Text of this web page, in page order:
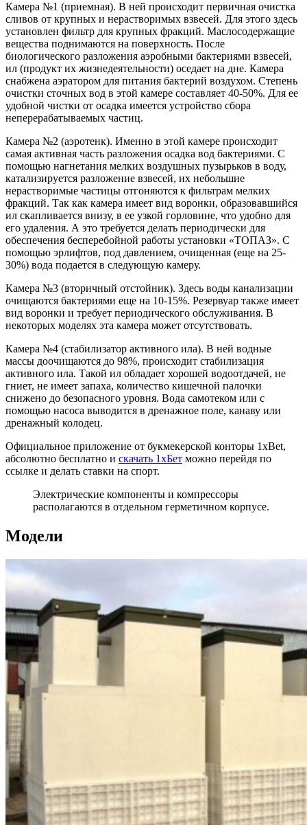
Камера №1 (приемная). В ней происходит первичная очистка
сливов от крупных и нерастворимых взвесей. Для этого здесь
установлен фильтр для крупных фракций. Маслосодержащие
вещества поднимаются на поверхность. После
биологического разложения аэробными бактериями взвесей,
ил (продукт их жизнедеятельности) оседает на дне. Камера
снабжена аэратором для питания бактерий воздухом. Степень
очистки сточных вод в этой камере составляет 40-50%. Для ее
удобной чистки от осадка имеется устройство сбора
неперерабатываемых частиц.
Камера №2 (аэротенк). Именно в этой камере происходит
самая активная часть разложения осадка вод бактериями. С
помощью нагнетания мелких воздушных пузырьков в воду,
катализируется разложение взвесей, их небольшие
нерастворимые частицы отгоняются к фильтрам мелких
фракций. Так как камера имеет вид воронки, образовавшийся
ил скапливается внизу, в ее узкой горловине, что удобно для
его удаления. А это требуется делать периодически для
обеспечения бесперебойной работы установки «ТОПАЗ». С
помощью эрлифтов, под давлением, очищенная (еще на 25-
30%) вода подается в следующую камеру.
Камера №3 (вторичный отстойник). Здесь воды канализации
очищаются бактериями еще на 10-15%. Резервуар также имеет
вид воронки и требует периодического обслуживания. В
некоторых моделях эта камера может отсутствовать.
Камера №4 (стабилизатор активного ила). В ней водные
массы доочищаются до 98%, происходит стабилизация
активного ила. Такой ил обладает хорошей водоотдачей, не
гниет, не имеет запаха, количество кишечной палочки
снижено до безопасного уровня. Вода самотеком или с
помощью насоса выводится в дренажное поле, канаву или
дренажный колодец.
Официальное приложение от букмекерской конторы 1xBet,
абсолютно бесплатно и скачать 1хБет можно перейдя по
ссылке и делать ставки на спорт.
Электрические компоненты и компрессоры
располагаются в отдельном герметичном корпусе.
Модели